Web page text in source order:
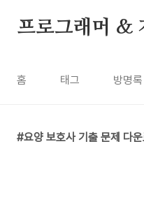
프로그래머 &
홈 태그 방명록
요양 보호사 기출 문제 다